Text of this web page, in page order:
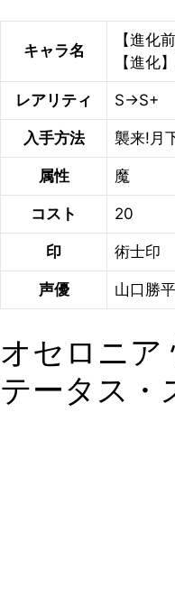
キャラ名
【進化
【進化
レアリティ S→S+
入手方法 襲来!月
属性 魔
コスト 20
印 術士印
声優 山口勝平
オセロニア
テータス・